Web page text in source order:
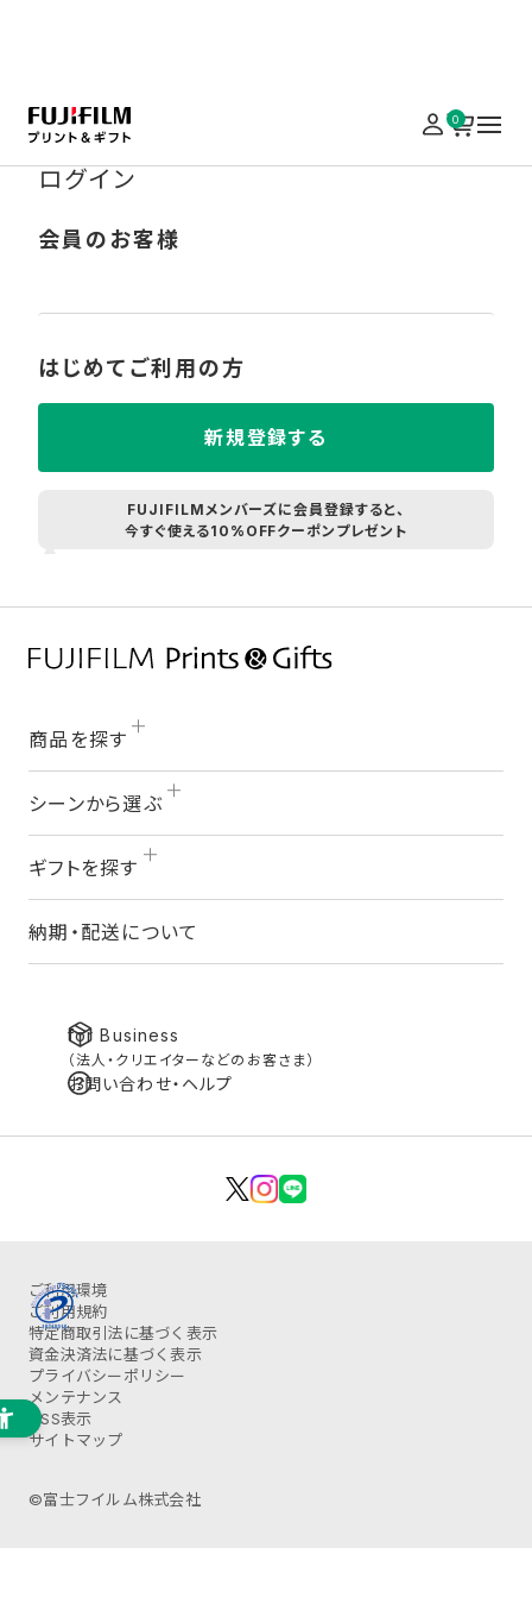
0
ログイン
会員のお客様
はじめてご利用の方
新規登録する
FUJIFILMメンバーズに会員登録すると、
今すぐ使える10%OFFクーポンプレゼント
商品を探す
シーンから選ぶ
ギフトを探す
納期・配送について
for Business
（法人・クリエイターなどのお客さま）
お問い合わせ・ヘルプ
ご利用環境
ご利用規約
特定商取引法に基づく表示
資金決済法に基づく表示
プライバシーポリシー
メンテナンス
OSS表示
サイトマップ
©富士フイルム株式会社